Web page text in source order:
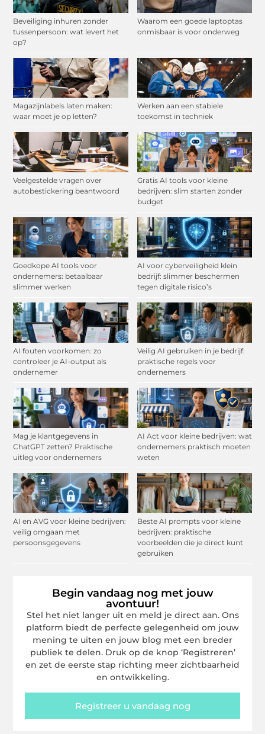
Beveiliging inhuren zonder
tussenpersoon: wat levert het
op?
Waarom een goede laptoptas
onmisbaar is voor onderweg
Magazijnlabels laten maken:
waar moet je op letten?
Werken aan een stabiele
toekomst in techniek
Veelgestelde vragen over
autobestickering beantwoord
Gratis AI tools voor kleine
bedrijven: slim starten zonder
budget
Goedkope AI tools voor
ondernemers: betaalbaar
slimmer werken
AI voor cyberveiligheid klein
bedrijf: slimmer beschermen
tegen digitale risico’s
AI fouten voorkomen: zo
controleer je AI-output als
ondernemer
Veilig AI gebruiken in je bedrijf:
praktische regels voor
ondernemers
Mag je klantgegevens in
ChatGPT zetten? Praktische
uitleg voor ondernemers
AI Act voor kleine bedrijven: wat
ondernemers praktisch moeten
weten
AI en AVG voor kleine bedrijven:
veilig omgaan met
persoonsgegevens
Beste AI prompts voor kleine
bedrijven: praktische
voorbeelden die je direct kunt
gebruiken
Begin vandaag nog met jouw
avontuur!
Stel het niet langer uit en meld je direct aan. Ons
platform biedt de perfecte gelegenheid om jouw
mening te uiten en jouw blog met een breder
publiek te delen. Druk op de knop ‘Registreren’
en zet de eerste stap richting meer zichtbaarheid
en ontwikkeling.
Registreer u vandaag nog